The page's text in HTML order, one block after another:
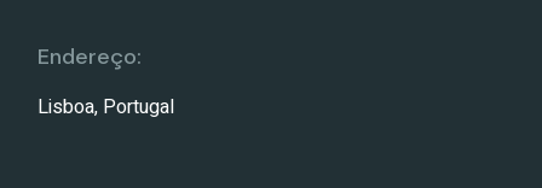
Endereço:
Lisboa, Portugal